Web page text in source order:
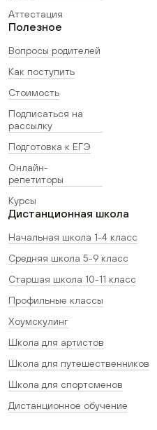
Аттестация
Полезное
Вопросы родителей
Как поступить
Стоимость
Подписаться на
рассылку
Подготовка к ЕГЭ
Онлайн-
репетиторы
Курсы
Дистанционная школа
Начальная школа 1-4 класс
Средняя школа 5-9 класс
Старшая школа 10-11 класс
Профильные классы
Хоумскулинг
Школа для артистов
Школа для путешественников
Школа для спортсменов
Дистанционное обучение